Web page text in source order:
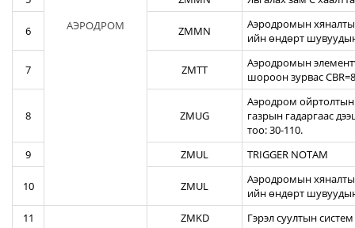
АЭРОДРОМ
6 ZMMN
Аэродромын
ийн өндөрт
7 ZMTT
Аэродромын
шороон зурвас
8 ZMUG
Аэродром ойртолтын
газрын гадаргаас
тоо: 30-110.
9
ZMUL TRIGGER NOTAM
10 ZMUL
Аэродромын
ийн өндөрт
11
ZMKD
Гэрэл суултын